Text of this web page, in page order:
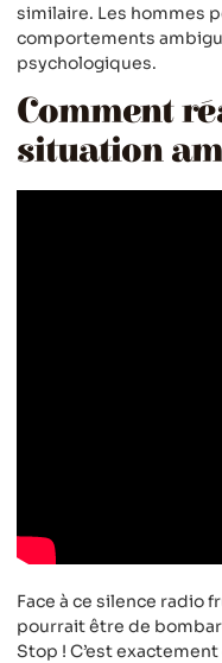
similaire. Les hommes
comportements
psychologiques.
Comment
situation
Face à ce silence radio
pourrait être de
Stop ! C’est